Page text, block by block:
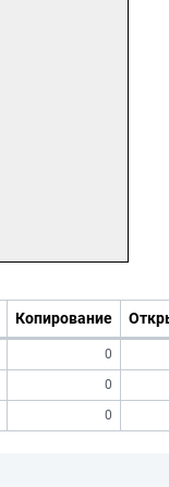
Копирование
0
0
0